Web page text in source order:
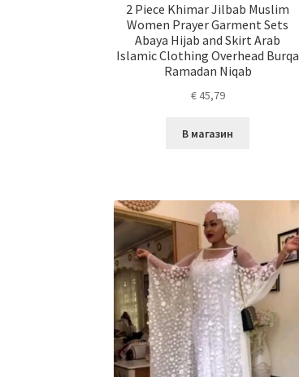
2 Piece Khimar Jilbab Muslim
Women Prayer Garment Sets
Abaya Hijab and Skirt Arab
Islamic Clothing Overhead Burqa
Ramadan Niqab
€45,79
В магазин